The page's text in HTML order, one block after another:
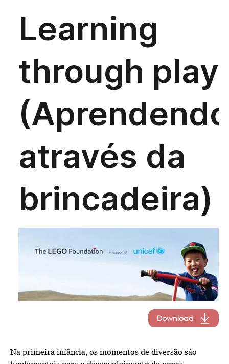
Na primeira infância, os momentos de diversão são
Download